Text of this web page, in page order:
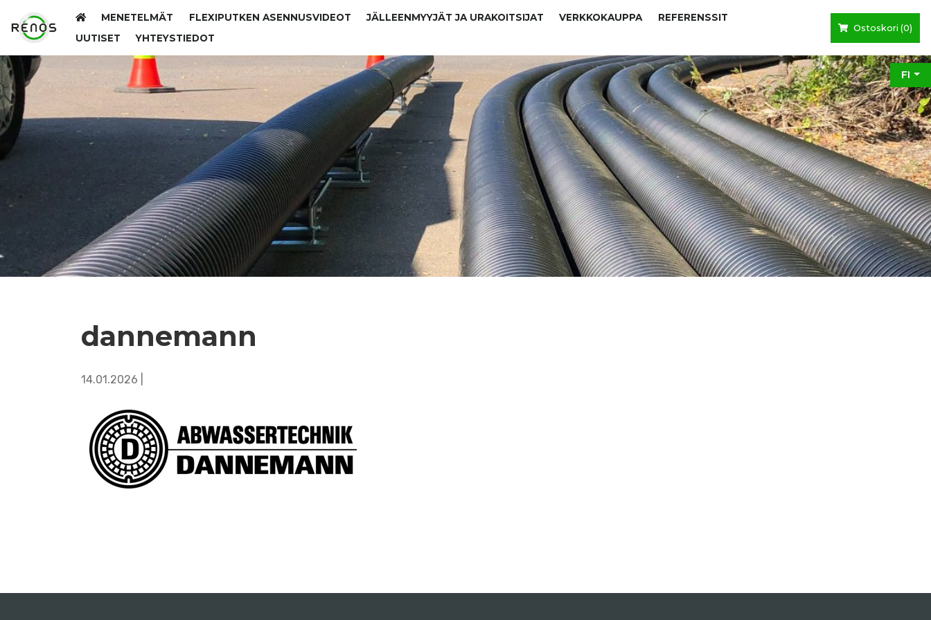
MENETELMÄT FLEXIPUTKEN ASENNUSVIDEOT JÄLLEENMYYJÄT JA URAKOITSIJAT VERKKOKAUPPA
REFERENSSIT
UUTISET
YHTEYSTIEDOT
Ostoskori (0)
FI
dannemann
14.01.2026 |